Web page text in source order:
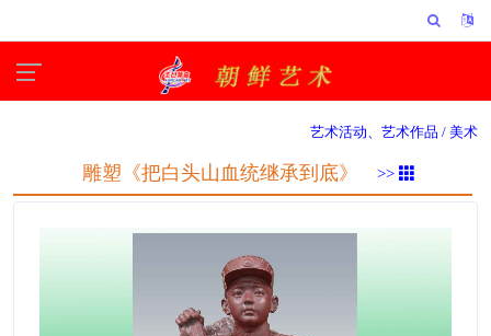
艺术活动、艺术作品 / 美术
雕塑《把白头山血统继承到底》 >>